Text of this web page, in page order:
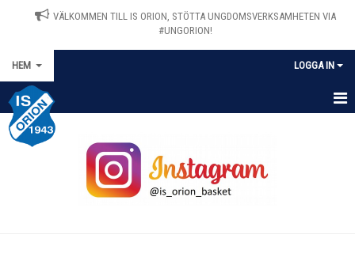
VÄLKOMMEN TILL IS ORION, STÖTTA UNGDOMSVERKSAMHETEN VIA
#UNGORION!
HEM LOGGA IN
HEM